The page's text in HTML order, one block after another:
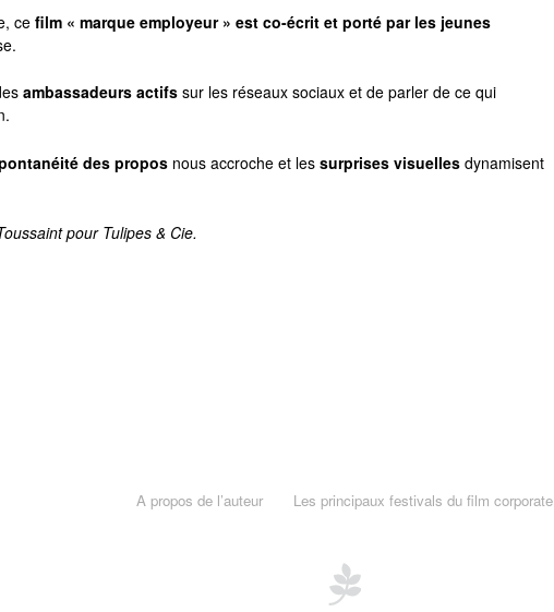
ce film « marque employeur » est co-écrit et porté par les jeunes
ambassadeurs actifs sur les réseaux sociaux et de parler de ce qui
des propos nous accroche et les surprises visuelles dynamisent
pour Tulipes & Cie.
A propos de l’auteur Les principaux festivals du film corporate